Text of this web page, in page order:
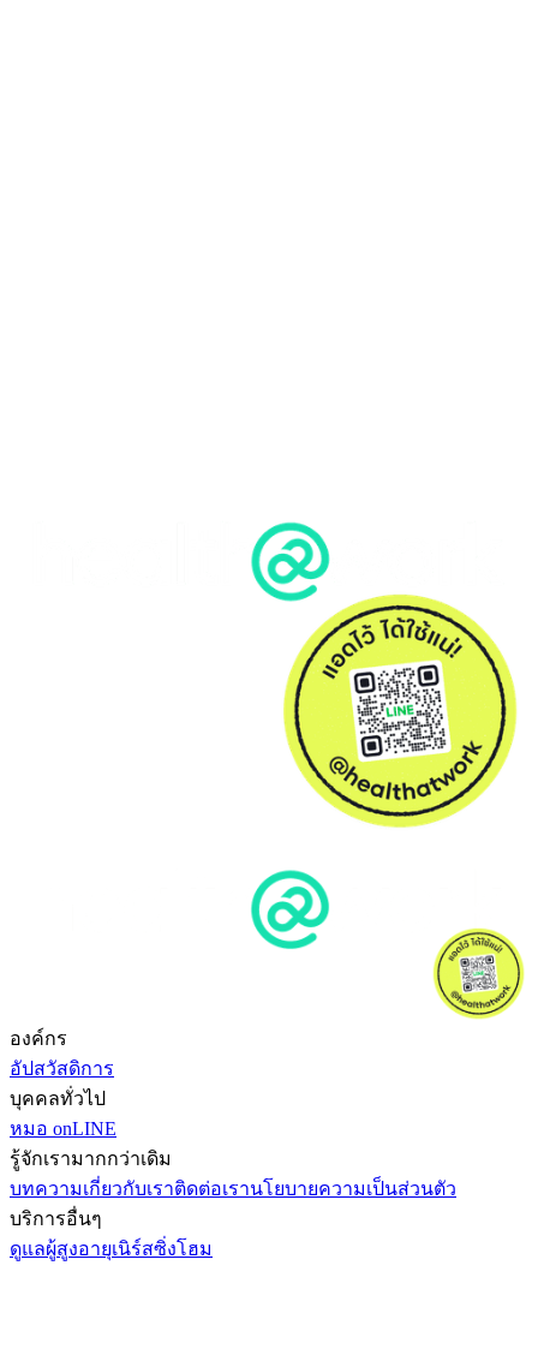
องค์กร
อัปสวัสดิการ
บุคคลทั่วไป
หมอ onLINE
รู้จักเรามากกว่าเดิม
บทความเกี่ยวกับเราติดต่อเรานโยบายความเป็นส่วนตัว
บริการอื่นๆ
ดูแลผู้สูงอายุเนิร์สซิ่งโฮม